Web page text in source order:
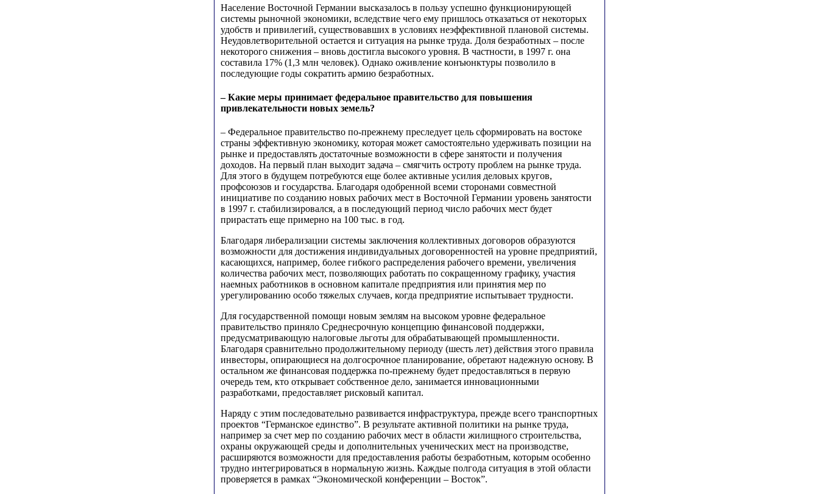
Население Восточной Германии высказалось в пользу успешно функционирующей
системы рыночной экономики, вследствие чего ему пришлось отказаться от некоторых
удобств и привилегий, существовавших в условиях неэффективной плановой системы.
Неудовлетворительной остается и ситуация на рынке труда. Доля безработных – после
некоторого снижения – вновь достигла высокого уровня. В частности, в 1997 г. она
составила 17% (1,3 млн человек). Однако оживление конъюнктуры позволило в
последующие годы сократить армию безработных.
– Какие меры принимает федеральное правительство для повышения
привлекательности новых земель?
– Федеральное правительство по-прежнему преследует цель сформировать на востоке
страны эффективную экономику, которая может самостоятельно удерживать позиции на
рынке и предоставлять достаточные возможности в сфере занятости и получения
доходов. На первый план выходит задача – смягчить остроту проблем на рынке труда.
Для этого в будущем потребуются еще более активные усилия деловых кругов,
профсоюзов и государства. Благодаря одобренной всеми сторонами совместной
инициативе по созданию новых рабочих мест в Восточной Германии уровень занятости
в 1997 г. стабилизировался, а в последующий период число рабочих мест будет
прирастать еще примерно на 100 тыс. в год.
Благодаря либерализации системы заключения коллективных договоров образуются
возможности для достижения индивидуальных договоренностей на уровне предприятий,
касающихся, например, более гибкого распределения рабочего времени, увеличения
количества рабочих мест, позволяющих работать по сокращенному графику, участия
наемных работников в основном капитале предприятия или принятия мер по
урегулированию особо тяжелых случаев, когда предприятие испытывает трудности.
Для государственной помощи новым землям на высоком уровне федеральное
правительство приняло Среднесрочную концепцию финансовой поддержки,
предусматривающую налоговые льготы для обрабатывающей промышленности.
Благодаря сравнительно продолжительному периоду (шесть лет) действия этого правила
инвесторы, опирающиеся на долгосрочное планирование, обретают надежную основу. В
остальном же финансовая поддержка по-прежнему будет предоставляться в первую
очередь тем, кто открывает собственное дело, занимается инновационными
разработками, предоставляет рисковый капитал.
Наряду с этим последовательно развивается инфраструктура, прежде всего транспортных
проектов “Германское единство”. В результате активной политики на рынке труда,
например за счет мер по созданию рабочих мест в области жилищного строительства,
охраны окружающей среды и дополнительных ученических мест на производстве,
расширяются возможности для предоставления работы безработным, которым особенно
трудно интегрироваться в нормальную жизнь. Каждые полгода ситуация в этой области
проверяется в рамках “Экономической конференции – Восток”.